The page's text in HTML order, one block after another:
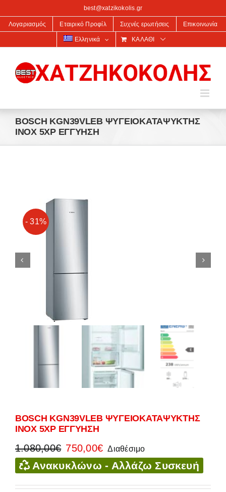
best@xatzikokolis.gr
Λογαριασμός Εταιρικό Προφίλ Συχνές ερωτήσεις Επικοινωνία
Ελληνικά ΚΑΛΆΘΙ
BOSCH KGN39VLEB ΨΥΓΕΙΟΚΑΤΑΨΥΚΤΗΣ
INOX 5ΧΡ ΕΓΓΥΗΣΗ
- 31%
BOSCH KGN39VLEB ΨΥΓΕΙΟΚΑΤΑΨΥΚΤΗΣ
INOX 5ΧΡ ΕΓΓΥΗΣΗ
1.080,00€ Original
price
was:
1.080,00€.
750,00€Η
τρέχουσα
τιμή
είναι:
Διαθέσιμο
Ανακυκλώνω - Αλλάζω Συσκευή